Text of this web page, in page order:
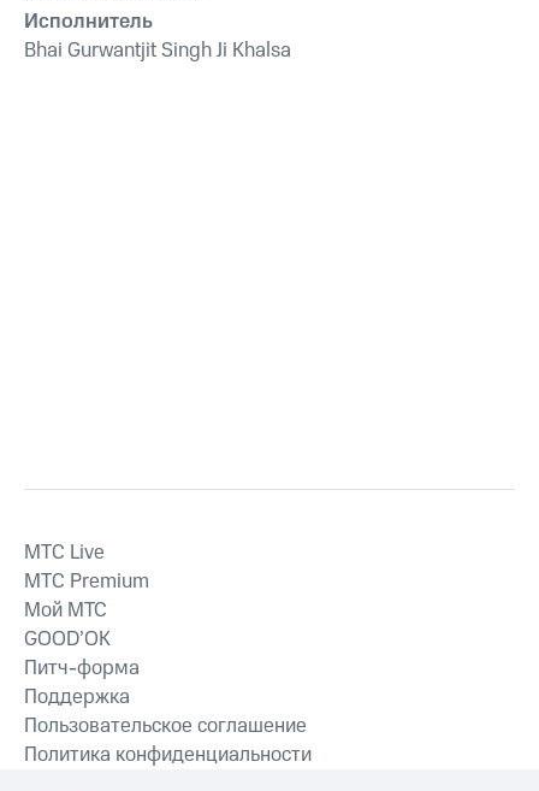
Исполнитель
Bhai Gurwantjit Singh Ji Khalsa
MTС Live
MTС Premium
Мой МТС
GOOD’OK
Питч-форма
Поддержка
Пользовательское соглашение
Политика конфиденциальности